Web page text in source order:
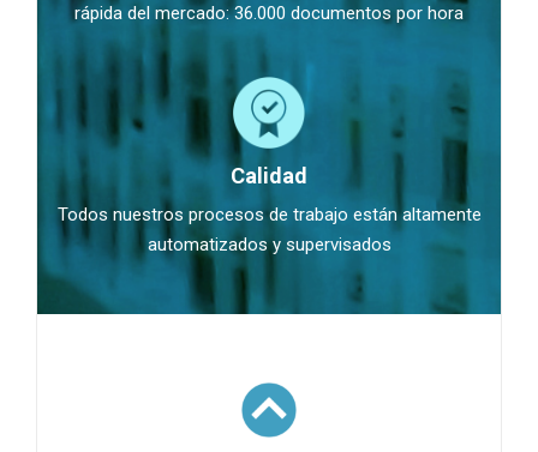
rápida del mercado: 36.000 documentos por hora
Calidad
Todos nuestros procesos de trabajo están altamente
automatizados y supervisados